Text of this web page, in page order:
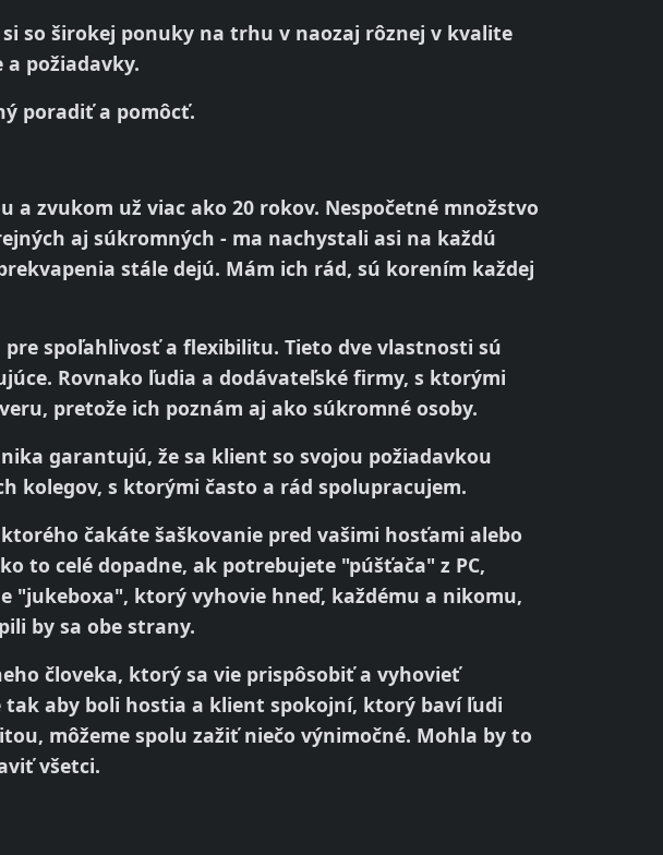
so širokej ponuky na trhu v naozaj rôznej v kvalite
požiadavky.
poradiť a pomôcť.
a zvukom už viac ako 20 rokov. Nespočetné množstvo
aj súkromných - ma nachystali asi na každú
stále dejú. Mám ich rád, sú korením každej
spoľahlivosť a flexibilitu. Tieto dve vlastnosti sú
Rovnako ľudia a dodávateľské firmy, s ktorými
pretože ich poznám aj ako súkromné osoby.
garantujú, že sa klient so svojou požiadavkou
kolegov, s ktorými často a rád spolupracujem.
čakáte šaškovanie pred vašimi hosťami alebo
to celé dopadne, ak potrebujete "púšťača" z PC,
"jukeboxa", ktorý vyhovie hneď, každému a nikomu,
by sa obe strany.
človeka, ktorý sa vie prispôsobiť a vyhovieť
aby boli hostia a klient spokojní, ktorý baví ľudi
môžeme spolu zažiť niečo výnimočné. Mohla by to
všetci.